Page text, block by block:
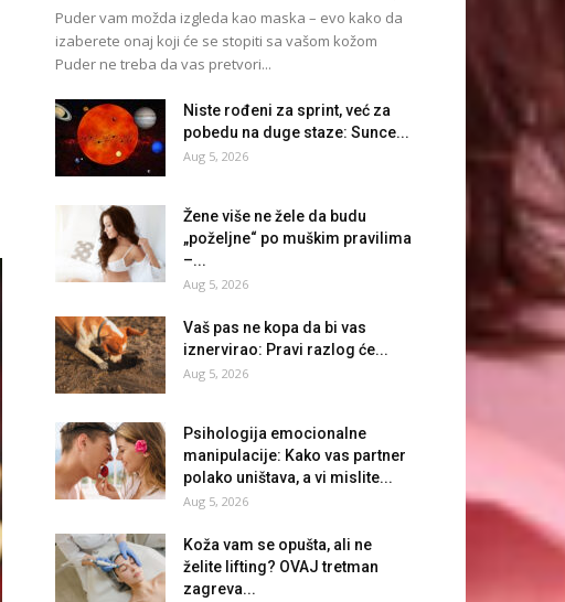
Puder vam možda izgleda kao maska – evo kako da
izaberete onaj koji će se stopiti sa vašom kožom
Puder ne treba da vas pretvori...
Niste rođeni za sprint, već za
pobedu na duge staze: Sunce...
Aug 5, 2026
Žene više ne žele da budu
„poželjne“ po muškim pravilima
–...
Aug 5, 2026
Vaš pas ne kopa da bi vas
iznervirao: Pravi razlog će...
Aug 5, 2026
Psihologija emocionalne
manipulacije: Kako vas partner
polako uništava, a vi mislite...
Aug 5, 2026
Koža vam se opušta, ali ne
želite lifting? OVAJ tretman
zagreva...